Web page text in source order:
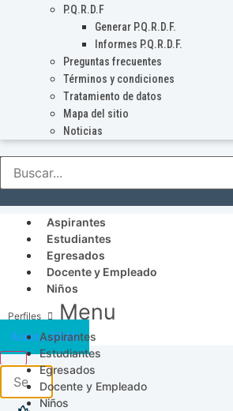
P.Q.R.D.F
Generar P.Q.R.D.F.
Informes P.Q.R.D.F.
Preguntas frecuentes
Términos y condiciones
Tratamiento de datos
Mapa del sitio
Noticias
Aspirantes
Estudiantes
Egresados
Docente y Empleado
Niños
Menu
Aspirantes
Estudiantes
Egresados
Docente y Empleado
Niños
Acceso SICAU